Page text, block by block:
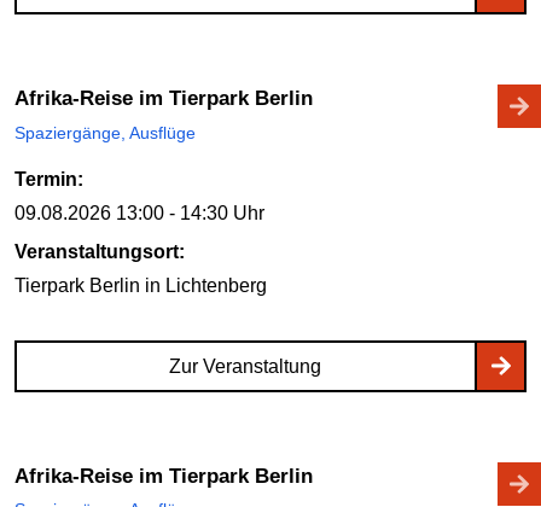
Afrika-Reise im Tierpark Berlin
Spaziergänge, Ausflüge
Termin:
09.08.2026 13:00 - 14:30 Uhr
Veranstaltungsort:
Tierpark Berlin in Lichtenberg
Zur Veranstaltung
Afrika-Reise im Tierpark Berlin